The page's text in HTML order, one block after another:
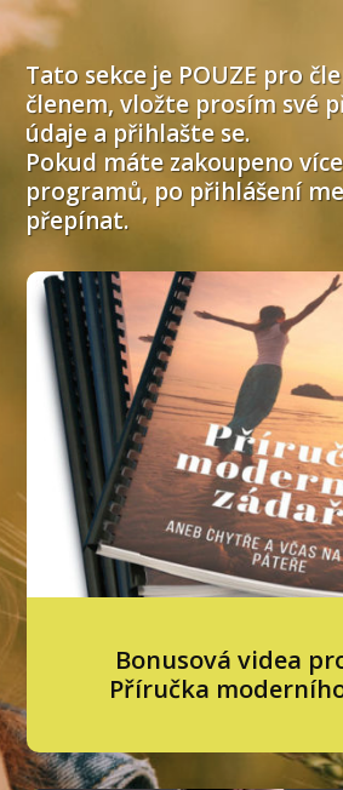
Tato sekce je POUZE pro
členem, vložte prosím své
údaje a přihlašte se.
Pokud máte zakoupeno
programů, po přihlášení
přepínat.
Bonusová videa
Příručka